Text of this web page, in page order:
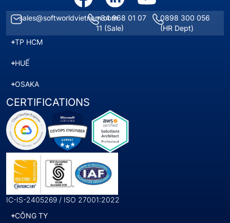
sales@softworldvietnam.com+84 968 01 07
11 (Sale)
0898 300 056
(HR Dept)
TP HCM
HUẾ
OSAKA
CERTIFICATIONS
IC-IS-2405269 / ISO 27001:2022
CÔNG TY